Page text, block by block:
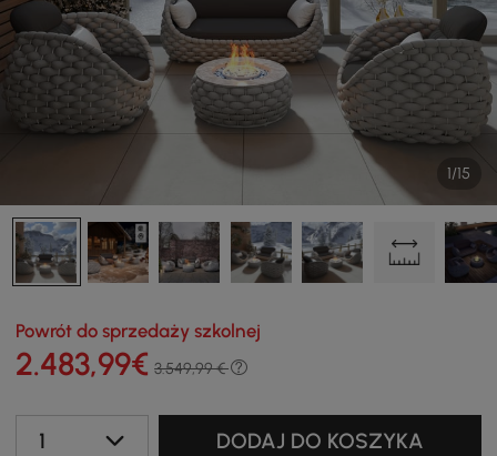
1/15
Powrót do sprzedaży szkolnej
2.483,99€ 3.549,99 €
1 DODAJ DO KOSZYKA